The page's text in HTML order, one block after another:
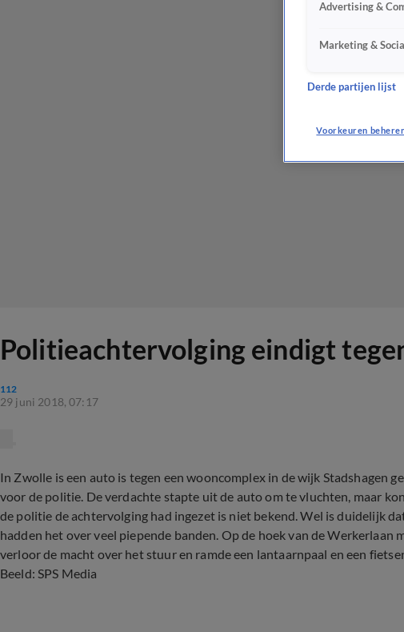
Politieachtervolging eindigt
112
29 juni 2018, 07:17
In Zwolle is een auto is tegen een wooncomplex in de wijk Stadshagen
voor de politie. De verdachte stapte uit de auto om te vluchten, maar
de politie de achtervolging had ingezet is niet bekend. Wel is duidelijk
hadden het over veel piepende banden. Op de hoek van de Werkerlaan
verloor de macht over het stuur en ramde een lantaarnpaal en een
Beeld: SPS Media
Advertising &
Marketing &
Derde partijen lijst
Voorkeuren